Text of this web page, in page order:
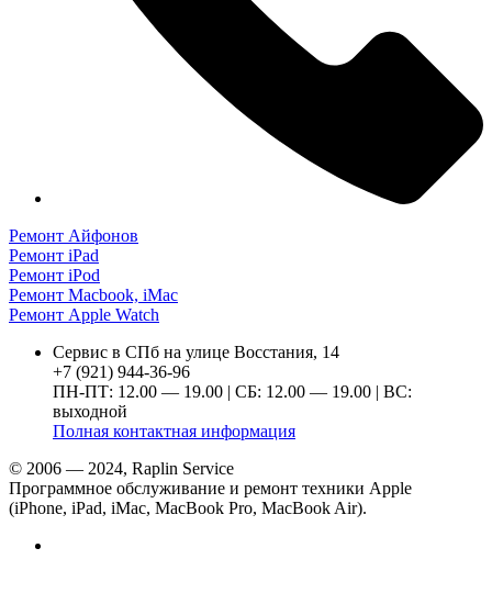
Ремонт Айфонов
Ремонт iPad
Ремонт iPod
Ремонт Macbook, iMac
Ремонт Apple Watch
Сервис в СПб на улице Восстания, 14
+7 (921) 944-36-96
ПН-ПТ: 12.00 — 19.00 | СБ: 12.00 — 19.00 | ВС:
выходной
Полная контактная информация
© 2006 — 2024, Raplin Service
Программное обслуживание и ремонт техники Apple
(iPhone, iPad, iMac, MacBook Pro, MacBook Air).